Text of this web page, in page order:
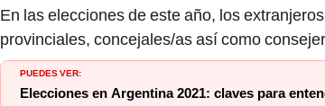
En las elecciones de este año, los
provinciales, concejales/as así como
PUEDES VER:
Elecciones en Argentina 2021: claves para